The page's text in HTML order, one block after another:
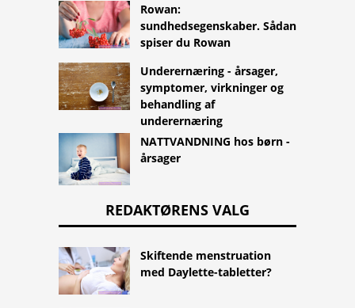
Rowan:
sundhedsegenskaber. Sådan
spiser du Rowan
Underernæring - årsager,
symptomer, virkninger og
behandling af
underernæring
NATTVANDNING hos børn -
årsager
REDAKTØRENS VALG
Skiftende menstruation
med Daylette-tabletter?